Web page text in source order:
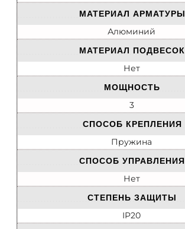
МАТЕРИАЛ АРМАТУРЫ
Алюминий
МАТЕРИАЛ ПОДВЕСОК
Нет
МОЩНОСТЬ
3
СПОСОБ КРЕПЛЕНИЯ
Пружина
СПОСОБ УПРАВЛЕНИЯ
Нет
СТЕПЕНЬ ЗАЩИТЫ
IP20